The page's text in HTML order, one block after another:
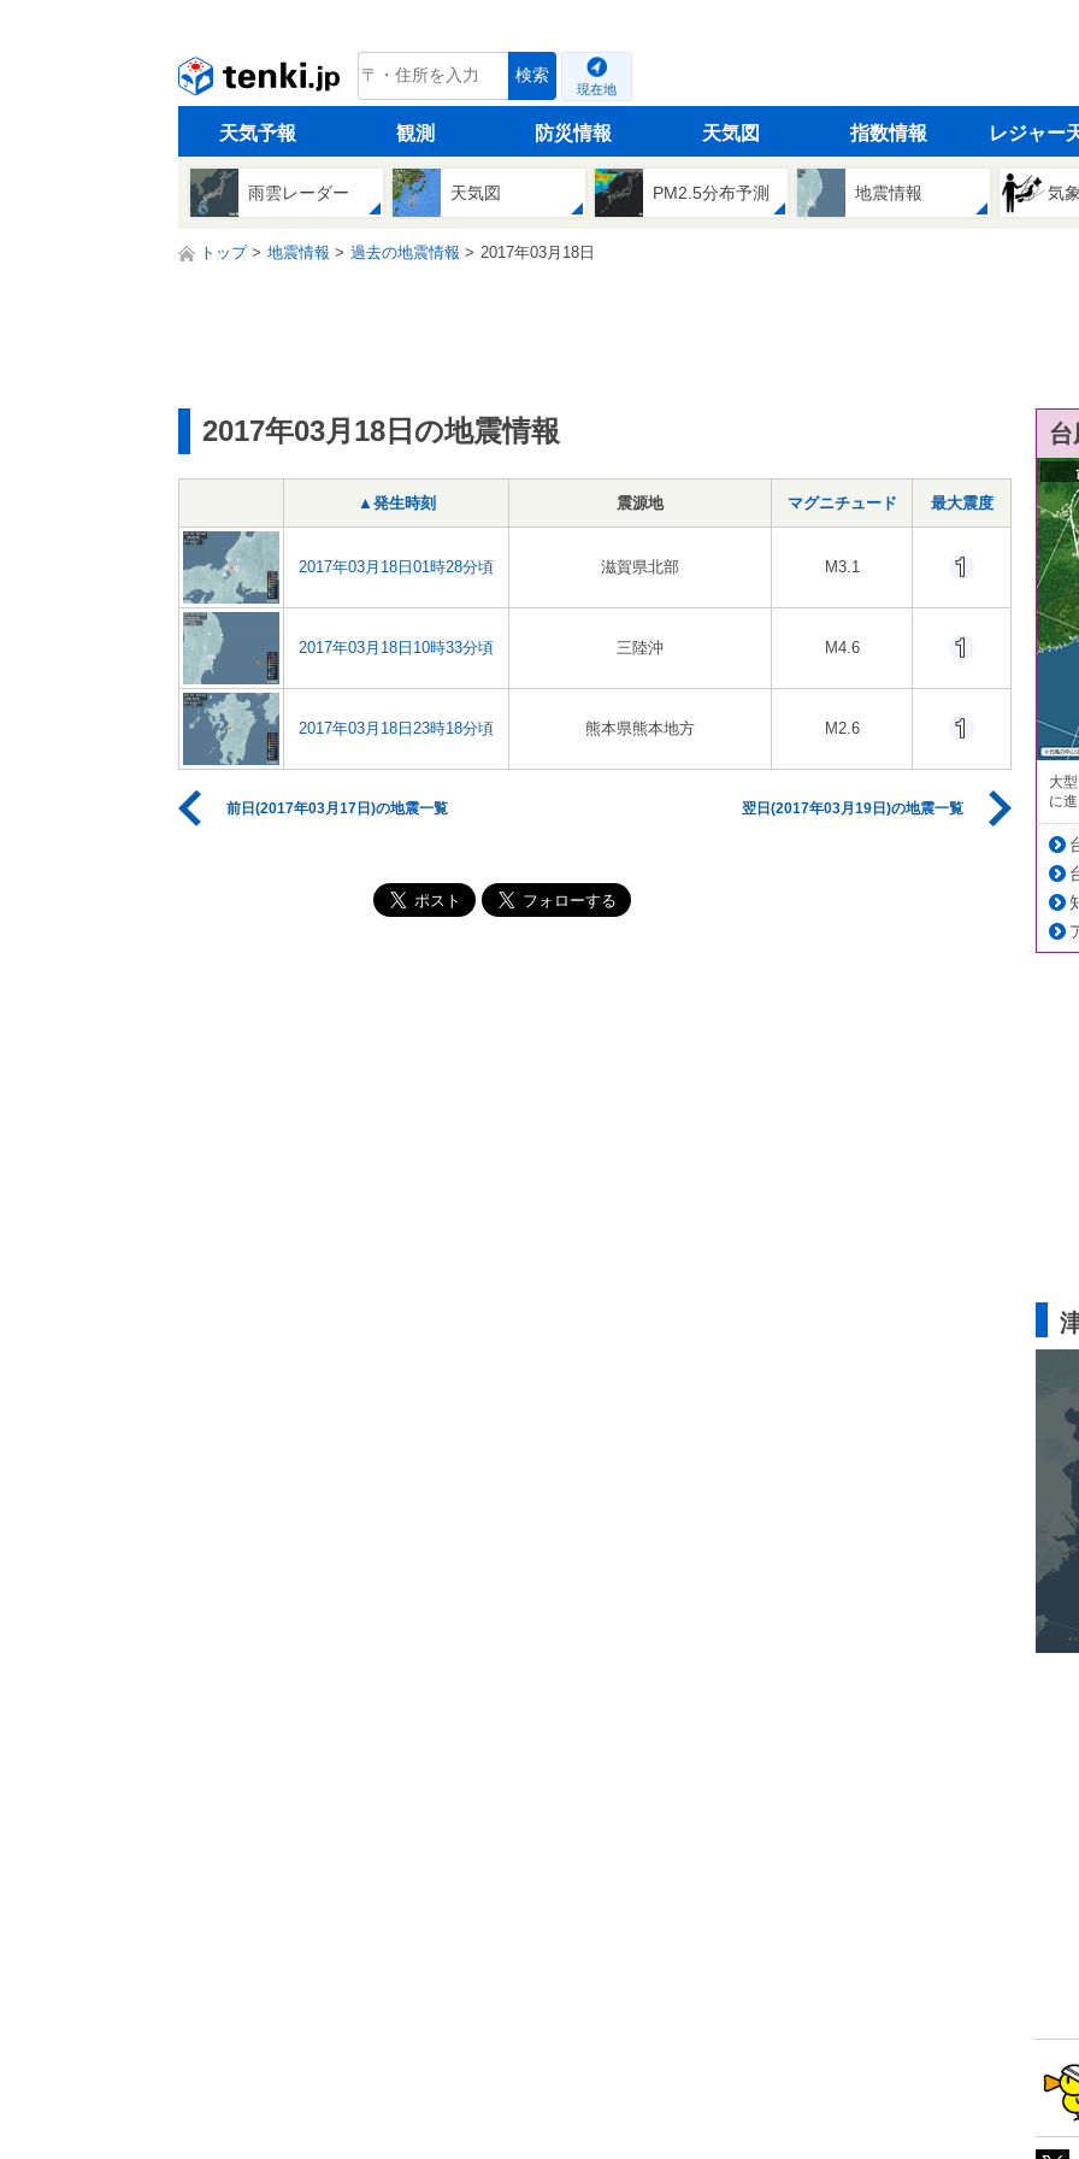
tenki.jp 検索
現在地
天気予報 観測 防災情報 天気図 指数情報 レジャー
雨雲レーダー 天気図 PM2.5分布予測 地震情報 気
トップ 地震情報 過去の地震情報 2017年03月18日
2017年03月18日の地震情報
▲発生時刻 震源地 マグニチュード 最大震度
2017年03月18日01時28分頃 滋賀県北部 M3.1
2017年03月18日10時33分頃 三陸沖 M4.6
2017年03月18日23時18分頃 熊本県熊本地方 M2.6
前日(2017年03月17日)の地震一覧 翌日(2017年03月19日)の地震一覧
大
に